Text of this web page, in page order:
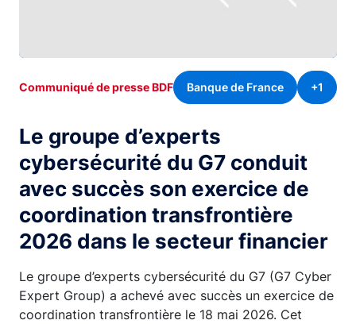
Communiqué de presse BDF Banque de France +1
Le groupe d’experts
cybersécurité du G7 conduit
avec succès son exercice de
coordination transfrontière
2026 dans le secteur financier
Le groupe d’experts cybersécurité du G7 (G7 Cyber
Expert Group) a achevé avec succès un exercice de
coordination transfrontière le 18 mai 2026. Cet